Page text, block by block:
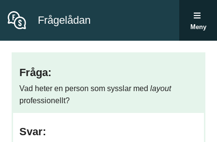
Frågelådan
Meny
Fråga:
Vad heter en person som sysslar med layout
professionellt?
Svar: